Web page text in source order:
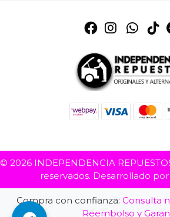
© 2026 INDEPENDENCIA
reservados. Desarrollado
Compra con confianza: Consulta
Reembolso y